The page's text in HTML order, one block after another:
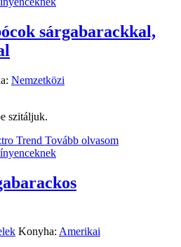
sárgabarackkal,
Nemzetközi
szitáljuk.
Trend Tovább olvasom
Konyha: Amerikai